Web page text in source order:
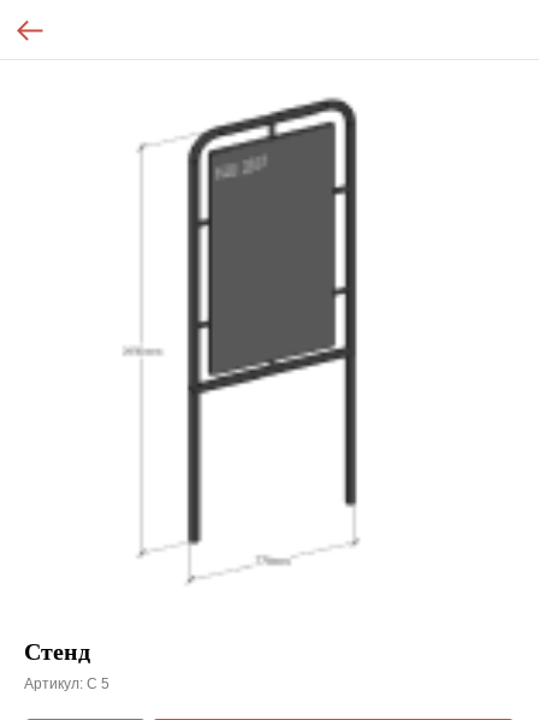
Стенд
Артикул: С 5